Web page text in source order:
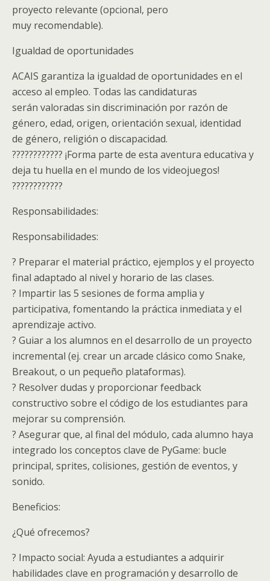
proyecto relevante (opcional, pero
muy recomendable).
Igualdad de oportunidades
ACAIS garantiza la igualdad de oportunidades en el
acceso al empleo. Todas las candidaturas
serán valoradas sin discriminación por razón de
género, edad, origen, orientación sexual, identidad
de género, religión o discapacidad.
???????????? ¡Forma parte de esta aventura educativa y
deja tu huella en el mundo de los videojuegos!
????????????
Responsabilidades:
Responsabilidades:
? Preparar el material práctico, ejemplos y el proyecto
final adaptado al nivel y horario de las clases.
? Impartir las 5 sesiones de forma amplia y
participativa, fomentando la práctica inmediata y el
aprendizaje activo.
? Guiar a los alumnos en el desarrollo de un proyecto
incremental (ej. crear un arcade clásico como Snake,
Breakout, o un pequeño plataformas).
? Resolver dudas y proporcionar feedback
constructivo sobre el código de los estudiantes para
mejorar su comprensión.
? Asegurar que, al final del módulo, cada alumno haya
integrado los conceptos clave de PyGame: bucle
principal, sprites, colisiones, gestión de eventos, y
sonido.
Beneficios:
¿Qué ofrecemos?
? Impacto social: Ayuda a estudiantes a adquirir
habilidades clave en programación y desarrollo de